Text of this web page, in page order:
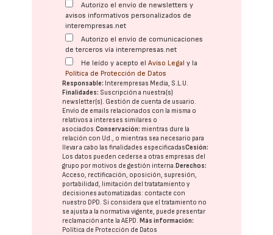
Autorizo el envío de newsletters y
avisos informativos personalizados de
interempresas.net
Autorizo el envío de comunicaciones
de terceros vía interempresas.net
He leído y acepto elAviso Legal y la
Política de Protección de Datos
Responsable: Interempresas Media, S.L.U.
Finalidades: Suscripción a nuestra(s)
newsletter(s). Gestión de cuenta de usuario.
Envío de emails relacionados con la misma o
relativos a intereses similares o
asociados.Conservación: mientras dure la
relación con Ud., o mientras sea necesario para
llevar a cabo las finalidades especificadasCesión:
Los datos pueden cederse a otras empresas del
grupo por motivos de gestión interna. Derechos:
Acceso, rectificación, oposición, supresión,
portabilidad, limitación del tratatamiento y
decisiones automatizadas: contacte con
nuestro DPD. Si considera que el tratamiento no
se ajusta a la normativa vigente, puede presentar
reclamación ante laAEPD. Más información:
Política de Protección de Datos